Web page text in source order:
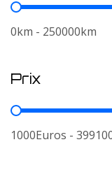
Kilometrage
0km - 250000km
Prix
Prix
1000Euros -